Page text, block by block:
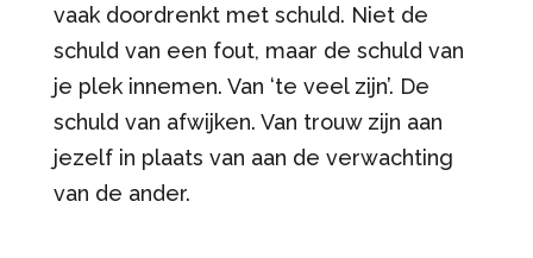
vaak doordrenkt met schuld. Niet de
schuld van een fout, maar de schuld van
je plek innemen. Van ‘te veel zijn’. De
schuld van afwijken. Van trouw zijn aan
jezelf in plaats van aan de verwachting
van de ander.